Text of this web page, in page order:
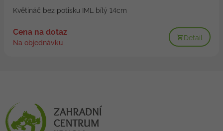
Květináč bez potisku IML bílý 14cm
Cena na dotaz
Na objednávku
Detail